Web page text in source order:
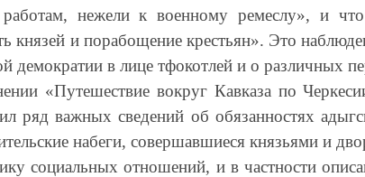
работам, нежели к военному ремеслу», и
князей и порабощение крестьян». Это
демократии в лице тфокотлей и о различных
«Путешествие вокруг Кавказа по
важных сведений об обязанностях
набеги, совершавшиеся князьями и
социальных отношений, и в частности